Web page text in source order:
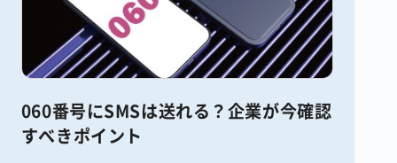
060番号にSMSは送れる？企業が今確認
すべきポイント